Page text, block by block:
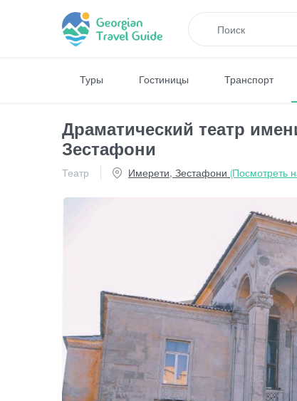
Туры Гостиницы Транспорт
Драматический театр
Зестафони
Театр Имерети, Зестафони (Посмотреть